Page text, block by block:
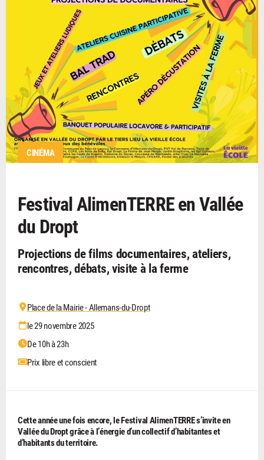
CINÉMA
Festival AlimenTERRE en Vallée
du Dropt
Projections de films documentaires, ateliers,
rencontres, débats, visite à la ferme
Place de la Mairie - Allemans-du-Dropt
le 29 novembre 2025
De 10h à 23h
Prix libre et conscient
Cette année une fois encore, le Festival AlimenTERRE s’invite en
Vallée du Dropt grâce à l’énergie d’un collectif d’habitantes et
d’habitants du territoire.